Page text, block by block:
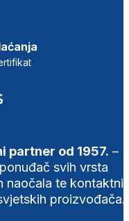
partner od 1957. –
svih vrsta
naočala te
proizvođača.